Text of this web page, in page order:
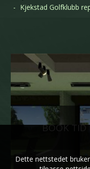
Kjekstad Golfklubb
BOOK TID
Dette nettstedet